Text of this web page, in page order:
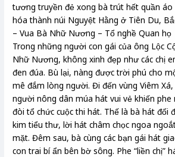
tương truyền đẻ xong bà trút hết quần áo
hóa thành núi Nguyệt Hằng ở Tiên Du,
– Vua Bà Nhữ Nương – Tổ nghề Quan họ
Trong những người con gái của ông Lộc
Nhữ Nương, không xinh đẹp như các chị
đen đúa. Bù lại, nàng được trời phú cho
mê đắm lòng người. Đi đến vùng Viêm
người nông dân múa hát vui vẻ khiến phe
đòi tổ chức cuộc thi hát. Thế là bà hát đối
kim tiểu thư, lời hát châm chọc ngoa
mặt. Đêm sau, bà cùng các bạn gái hát
con trai bí ẩn bên bờ sông. Phe “liền chị”